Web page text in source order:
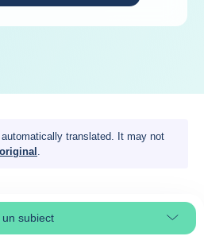
translated. It may not
original .
subiect
Select page section